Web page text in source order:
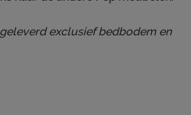
exclusief bedbodem en